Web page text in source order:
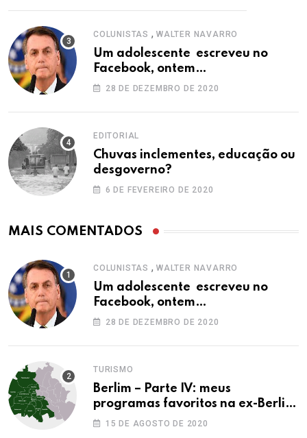
COLUNISTAS , WALTER NAVARRO
Um adolescente escreveu no
Facebook, ontem…
28 DE DEZEMBRO DE 2020
EDITORIAL
Chuvas inclementes, educação ou
desgoverno?
6 DE FEVEREIRO DE 2020
MAIS COMENTADOS
COLUNISTAS , WALTER NAVARRO
Um adolescente escreveu no
Facebook, ontem…
28 DE DEZEMBRO DE 2020
TURISMO
Berlim – Parte IV: meus
programas favoritos na ex-Berlim
Ocidental
15 DE AGOSTO DE 2020